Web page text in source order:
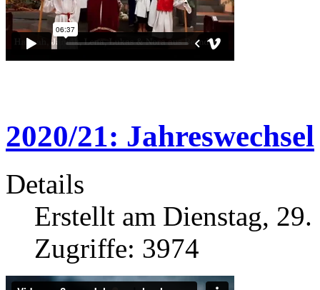
2020/21: Jahreswechsel
Details
Erstellt am Dienstag,
Zugriffe: 3974